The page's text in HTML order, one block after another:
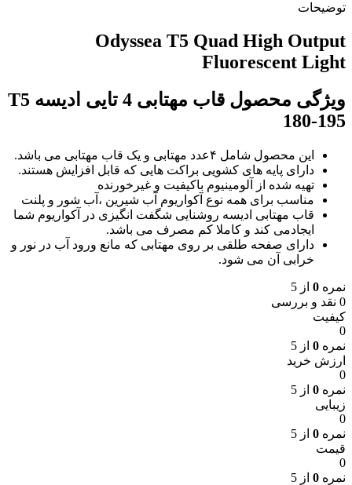
توضیحات
Odyssea T5 Quad High Output
Fluorescent Light
ویژگی محصول قاب مهتابی 4 تایی ادیسه T5
180-195
این محصول شامل ۴عدد مهتابی و یک قاب مهتابی می باشد.
دارای پایه های کشویی براکت هایی که قابل افزایش هستند.
تهیه شده از آلومینیوم باکیفیت و غیرخورنده
مناسب برای همه نوع آکواریوم آب شیرین ،آب شور و پلنت
قاب مهتابی ادیسه روشنایی شگفت انگیزی در آکواریوم شما
ایجادمی کند و کاملا کم مصرف می باشد.
دارای صفحه طلقی بر روی مهتابی که مانع ورود آب در نور و
خرابی آن می شود.
نمره 0 از 5
0 نقد و بررسی
کیفیت
0
نمره 0 از 5
ارزش خرید
0
نمره 0 از 5
زیبایی
0
نمره 0 از 5
قیمت
0
نمره 0 از 5